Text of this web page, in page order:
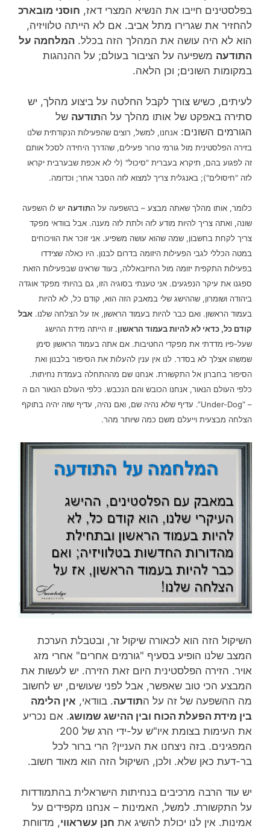
בפלסטינים חייבו את הנשיא המצרי דאז, חוסני מובארכ
להחזיר את שגרירו מתל אביב. אם לא הייתה טלוויזיה,
הוא לא היה עושה את המהלך הזה בכלל. המלחמה על
התודעה משפיעה על הציבור בעולם; על ההנהגות
במקומות השונים; וכן הלאה.
לעיתים, כשיש צורך לקבל החלטה על ביצוע מהלך, יש
סתירה באפקט של אותו מהלך על התודעה של
הגורמים השונים: אנחנו, למשל, רוצים שהפעילות הנקודתית שלנו
בזירה הפלסטינית מול גורמי טרור פעילים, שהדרך היחידה לסכל אותם
זה לפגוע בהם, תיקרא בעברית "סיכול" (לי לא אכפת שבערבית יקראו
לזה "חיסולים"); באנגלית צריך למצוא לזה הסבר אחר; וכדומה.
כלומר, אותו מהלך שאתה מבצע – בהשפעה על התודעה יש לו השפעה
שונה, ואתה צריך להיות מודע לזה ולתת לזה מענה. אבל בוודאי מפקד
צריך לקחת בחשבון, שמה שהוא עושה משפיע. אני זוכר את הוויכוחים
במטה הכללי לגבי הפעילות היזומה בדרום לבנון. היו כאלה שצידדו
בפעילות התקפית יזומה מול החיזבאללה, בעוד שראינו שבפעילות הזאת
ספגנו את עיקר הנפגעים. אני טענתי בסוגיה הזו, גם בהיותי מפקד אוגדה
ביהודה ושומרון, שההישג שלי במאבק הזה הוא, קודם כל, לא להיות
בעמוד הראשון. ואם כבר להיות בעמוד הראשון, אז על הצלחה שלנו. אבל
קודם כל, כדאי לא להיות בעמוד הראשון. זו הייתה מידת ההישג
שעל-פיו מדדתי את מפקדי החטיבות. אם אתה בעמוד הראשון סימן
שמשהו אצלך לא בסדר. לנו אין ענין להעלות את הסיפור בלבנון ואת
הסיפור בחברון אל התקשורת. אנחנו שם מההתחלה בעמדת נחיתות.
כלפי העולם הנאור, אנחנו הכובש והם הנכבש. כלפי העולם הנאור הם ה
– “Under-Dog”. עדיף שלא נהיה שם, ואם נהיה, עדיף שזה יהיה בתוקף
הצלחה מבצעית וייעלם משם כמה שיותר מהר.
השיקול הזה הוא לכאורה שיקול זר, ובטבלת הערכת
המצב שלנו הופיע בסעיף "גורמים אחרים" אחרי מזג
אויר. הזירה הפלסטינית היום זאת הזירה. יש לעשות את
המבצע הכי טוב שאפשר, אבל לפני שעושים, יש לחשוב
מה ההשפעה של זה על התודעה. בוודאי, אין הלימה
בין מידת הפעלת הכוח ובין ההישג שמושג. אם נכריע
את העימות בצומת איו"ש על-ידי הרג של 200
המפגינים. בזה ניצחנו את העניין? הרי ברור לכל
בר-דעת כאן שלא. ולכן, השיקול הזה הוא מאוד חשוב.
יש עוד הרבה מרכיבים בנחיתות הישראלית בהתמודדות
על התקשורת. למשל, האמינות – אנחנו מקפידים על
אמינות. אין לנו יכולת להשיג את חנן עשראווי, מדווחת